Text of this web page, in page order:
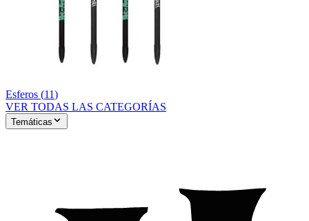
Esferos (11)
VER TODAS LAS CATEGORÍAS
Temáticas